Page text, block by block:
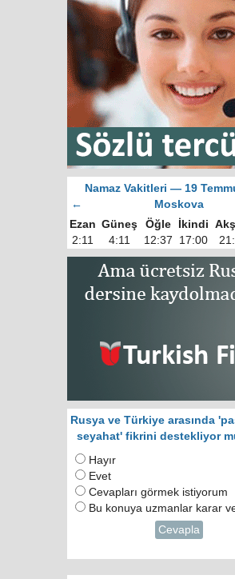
Namaz Vakitleri — 19
←
Moskova
Ezan Güneş Öğle İkindi
2:11
4:11 12:37 17:00
Rusya ve Türkiye arasında
seyahat' fikrini destekliyor
Hayır
Evet
Cevapları görmek istiyorum
Bu konuya uzmanlar karar
Cevapla